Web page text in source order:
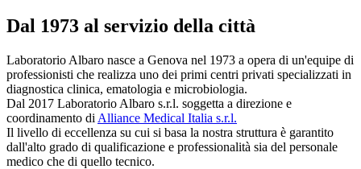
Dal 1973 al servizio della città
Laboratorio Albaro nasce a Genova nel 1973 a opera di un'equipe di
professionisti che realizza uno dei primi centri privati specializzati in
diagnostica clinica, ematologia e microbiologia.
Dal 2017 Laboratorio Albaro s.r.l. soggetta a direzione e
coordinamento di Alliance Medical Italia s.r.l.
Il livello di eccellenza su cui si basa la nostra struttura è garantito
dall'alto grado di qualificazione e professionalità sia del personale
medico che di quello tecnico.